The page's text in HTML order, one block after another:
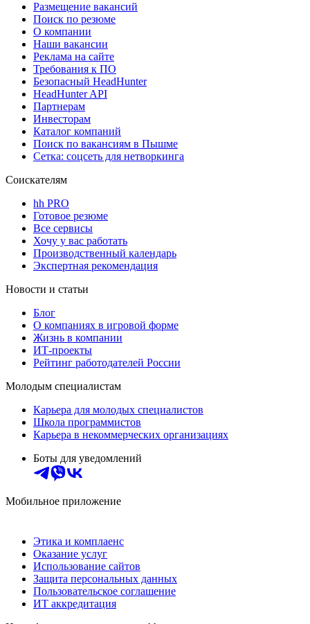
Размещение вакансий
Поиск по резюме
О компании
Наши вакансии
Реклама на сайте
Требования к ПО
Безопасный HeadHunter
HeadHunter API
Партнерам
Инвесторам
Каталог компаний
Поиск по вакансиям в Пышме
Сетка: соцсеть для нетворкинга
Соискателям
hh PRO
Готовое резюме
Все сервисы
Хочу у вас работать
Производственный календарь
Экспертная рекомендация
Новости и статьи
Блог
О компаниях в игровой форме
Жизнь в компании
ИТ-проекты
Рейтинг работодателей России
Молодым специалистам
Карьера для молодых специалистов
Школа программистов
Карьера в некоммерческих организациях
Боты для уведомлений
Мобильное приложение
Этика и комплаенс
Оказание услуг
Использование сайтов
Защита персональных данных
Пользовательское соглашение
ИТ аккредитация